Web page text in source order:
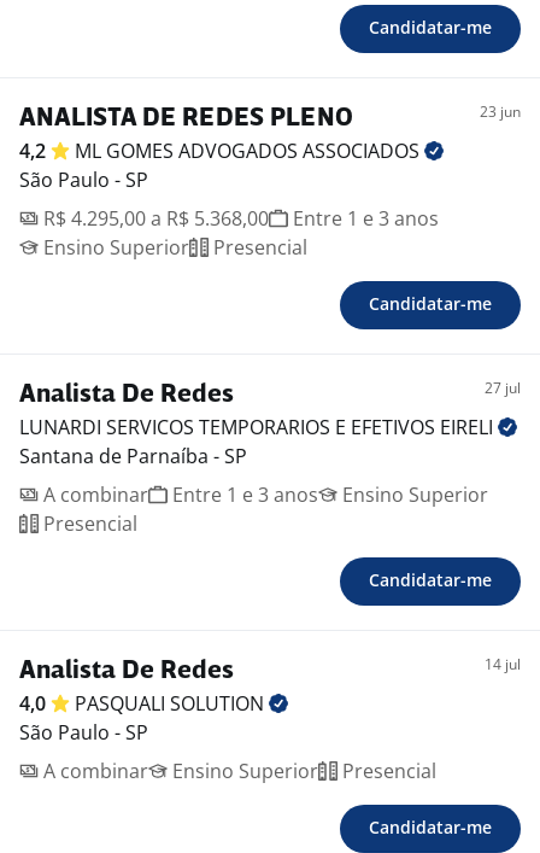
Candidatar-me
ANALISTA DE REDES PLENO 23 jun
4,2 ML GOMES ADVOGADOS ASSOCIADOS
São Paulo - SP
R$ 4.295,00 a R$ 5.368,00
Entre 1 e 3 anos
Ensino Superior
Presencial
Candidatar-me
Analista De Redes 27 jul
LUNARDI SERVICOS TEMPORARIOS E EFETIVOS EIRELI
Santana de Parnaíba - SP
A combinar
Entre 1 e 3 anos
Ensino Superior
Presencial
Candidatar-me
Analista De Redes 14 jul
4,0 PASQUALI SOLUTION
São Paulo - SP
A combinar
Ensino Superior Presencial
Candidatar-me